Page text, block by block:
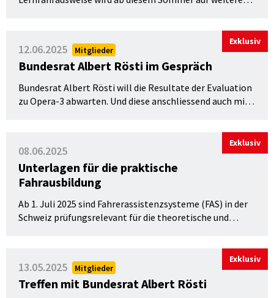
Exklusiv
12.06.2025 Mitglieder
Bundesrat Albert Rösti im Gespräch
Bundesrat Albert Rösti will die Resultate der Evaluation
zu Opera-3 abwarten. Und diese anschliessend auch mit
Exklusiv
08.06.2025
Unterlagen für die praktische
Fahrausbildung
Ab 1. Juli 2025 sind Fahrerassistenzsysteme (FAS) in der
Schweiz prüfungsrelevant für die theoretische und
entsprechende Ergänzungen zu den Handbüchern für die
praktische Fahrausbildung erstellt.
Exklusiv
13.05.2025 Mitglieder
Treffen mit Bundesrat Albert Rösti